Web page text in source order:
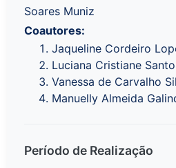
Soares Muniz
Coautores:
Jaqueline Cordeiro
Luciana Cristiane
Vanessa de Carvalho
Manuelly Almeida
Período de Realização